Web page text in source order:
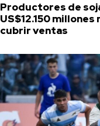
Productores de
US$12.150
cubrir ventas